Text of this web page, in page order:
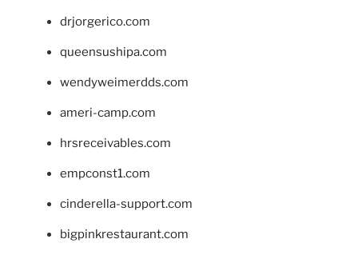
drjorgerico.com
queensushipa.com
wendyweimerdds.com
ameri-camp.com
hrsreceivables.com
empconst1.com
cinderella-support.com
bigpinkrestaurant.com